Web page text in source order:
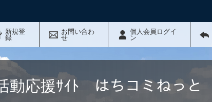
新規登
録
お問い合わ
せ
個人会員ログイ
ン
動応援ｻｲﾄ はちコミねっと